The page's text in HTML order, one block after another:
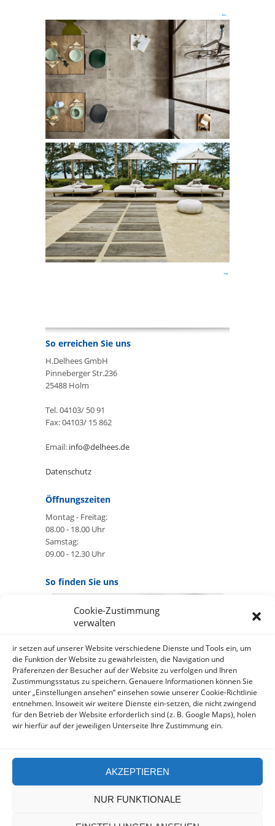
Cookie-Zustimmung
verwalten
ir setzen auf unserer Website verschiedene Dienste und Tools ein, um
die Funktion der Website zu gewährleisten, die Navigation und
Präferenzen der Besucher auf der Website zu verfolgen und Ihren
Zustimmungsstatus zu speichern. Genauere Informationen können Sie
unter „Einstellungen ansehen“ einsehen sowie unserer Cookie-Richtlinie
entnehmen. Insoweit wir weitere Dienste ein-setzen, die nicht zwingend
für den Betrieb der Website erforderlich sind (z. B. Google Maps), holen
wir hierfür auf der jeweiligen Unterseite Ihre Zustimmung ein.
AKZEPTIEREN
NUR FUNKTIONALE
So erreichen Sie uns
H.Delhees GmbH
Pinneberger Str.236
25488 Holm
Tel. 04103/ 50 91
Fax: 04103/ 15 862
Email: info@delhees.de
Datenschutz
Öffnungszeiten
Montag - Freitag:
08.00 - 18.00 Uhr
Samstag:
09.00 - 12.30 Uhr
So finden Sie uns
GOOGLE MAPS:
AKZEPTIEREN
Anbieter: Google Ireland Limited
Bei der Nutzung dieses Dienstes
werden Daten an Google
über¬mittelt, außer¬dem ist es
wahr-scheinlich dass Google Daten
(z.B. Cookies) auf Ihrem Gerät
https://policies.google.com/privacy?
hl=de&gl=de